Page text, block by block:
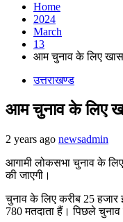
Home
2024
March
13
आम चुनाव के लिए खास
उत्तराखण्ड
आम चुनाव के लिए
2 years ago newsadmin
आगामी लोकसभा चुनाव के
की जाएगी।
चुनाव के लिए करीब 25 हजार
780 मतदाता हैं। पिछले